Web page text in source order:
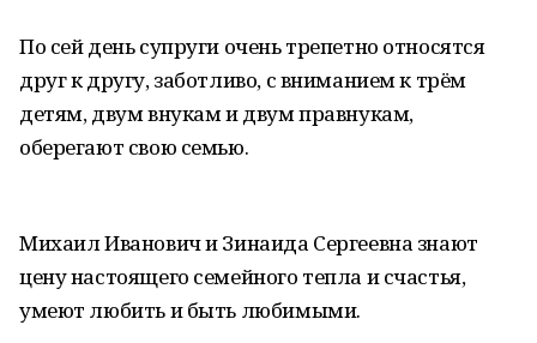
По сей день супруги очень трепетно относятся
друг к другу, заботливо, с вниманием к трём
детям, двум внукам и двум правнукам,
оберегают свою семью.
Михаил Иванович и Зинаида Сергеевна знают
цену настоящего семейного тепла и счастья,
умеют любить и быть любимыми.